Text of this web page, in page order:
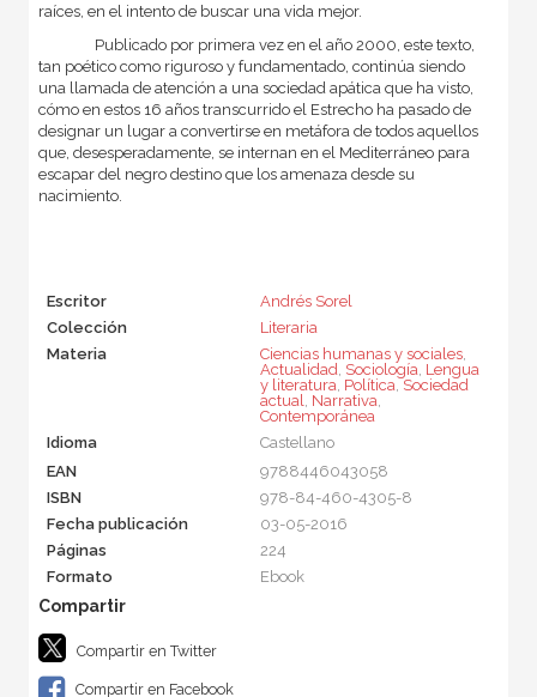
raíces, en el intento de buscar una vida mejor.
Publicado por primera vez en el año 2000, este texto,
tan poético como riguroso y fundamentado, continúa siendo
una llamada de atención a una sociedad apática que ha visto,
cómo en estos 16 años transcurrido el Estrecho ha pasado de
designar un lugar a convertirse en metáfora de todos aquellos
que, desesperadamente, se internan en el Mediterráneo para
escapar del negro destino que los amenaza desde su
nacimiento.
Escritor
Andrés Sorel
Colección
Literaria
Materia
Ciencias humanas y sociales,
Actualidad Sociología Lengua
y literatura Política Sociedad
actual
Narrativa
Contemporánea
Idioma
Castellano
EAN
9788446043058
ISBN
978-84-460-4305-8
Fecha publicación
03-05-2016
Páginas
224
Formato
Ebook
Compartir en Twitter
Compartir en Facebook